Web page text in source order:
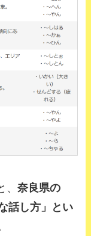
、奈良県の
話し方」とい